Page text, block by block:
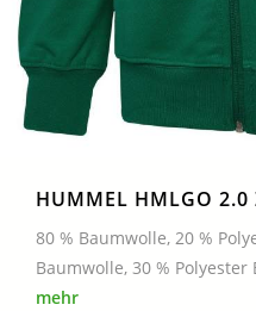
HUMMEL HMLGO 2.0
80 % Baumwolle, 20 %
Baumwolle, 30 %
mehr